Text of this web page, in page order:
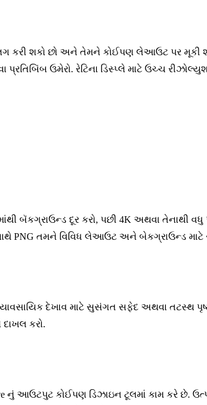
કરી શકો છો અને તેમને કોઈપણ લેઆઉટ પર મૂકી
ઉમેરો. રેટિના ડિસ્પ્લે માટે ઉચ્ચ
દૂર કરો, પછી 4K અથવા તેનાથી વધુ
સાથે PNG તમને વિવિધ લેઆઉટ અને બેકગ્રાઉન્ડ
દેખાવ માટે સુસંગત સફેદ અથવા તટસ્થ
કરો.
નું આઉટપુટ કોઈપણ ડિઝાઇન ટૂલમાં કામ કરે છે.